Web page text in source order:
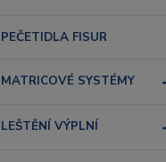
PEČETIDLA FISUR
MATRICOVÉ SYSTÉMY
LEŠTĚNÍ VÝPLNÍ